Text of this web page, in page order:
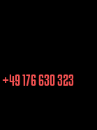
+49 176 630 323